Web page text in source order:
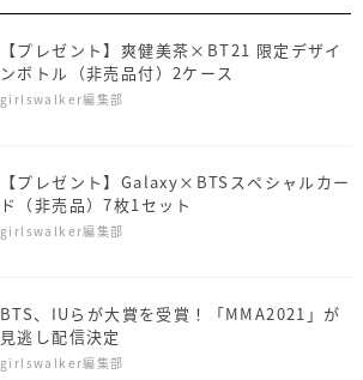
【プレゼント】爽健美茶×BT21 限定デザイ
ンボトル（非売品付）2ケース
girlswalker編集部
【プレゼント】Galaxy×BTSスペシャルカー
ド（非売品）7枚1セット
girlswalker編集部
BTS、IUらが大賞を受賞！「MMA2021」が
見逃し配信決定
girlswalker編集部